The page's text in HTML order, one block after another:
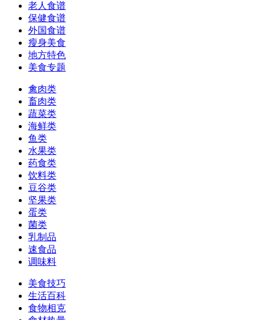
老人食谱
保健食谱
外国食谱
瘦身美食
地方特色
美食专题
禽肉类
畜肉类
蔬菜类
海鲜类
鱼类
水果类
药食类
饮料类
豆谷类
坚果类
蛋类
菌类
乳制品
速食品
调味料
美食技巧
生活百科
食物相克